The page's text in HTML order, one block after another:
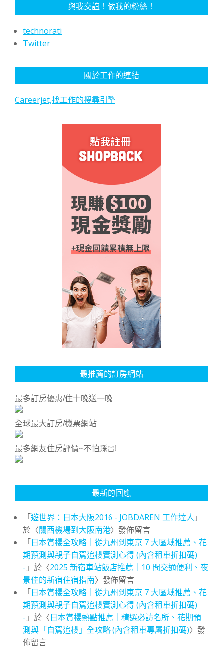
與我交誼！做我的粉絲！
technorati
Twitter
關於工作的連結
Careerjet,找工作的搜尋引擎
最推薦的訂房網站
最多訂房優惠/住十晚送一晚
全球最大訂房/機票網站
最多網友住房評價~不怕踩雷!
最新的回應
「遊世界：日本大阪2016 - JOBDAREN 工作達人 」
於〈關西機場到大阪南港〉發佈留言
「日本賞櫻全攻略｜從九州到東京 7 大區域推薦、花
期預測與親子自駕追櫻實測心得 (內含租車折扣碼)
- 」於〈2025 新宿車站飯店推薦｜10 間交通便利、夜
景佳的新宿住宿指南〉發佈留言
「日本賞櫻全攻略｜從九州到東京 7 大區域推薦、花
期預測與親子自駕追櫻實測心得 (內含租車折扣碼)
- 」於〈日本賞櫻熱點推薦｜精選必訪名所、花期預
測與「自駕追櫻」全攻略 (內含租車專屬折扣碼)〉發
佈留言